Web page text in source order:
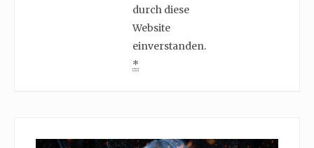
durch diese
Website
einverstanden.
*